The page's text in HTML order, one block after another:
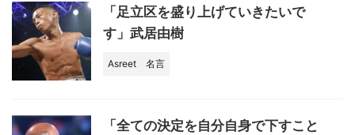
「足立区を盛り上げていきたいで
す」武居由樹
Asreet 名言
「全ての決定を自分自身で下すこと